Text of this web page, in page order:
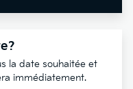
la date souhaitée et
immédiatement.